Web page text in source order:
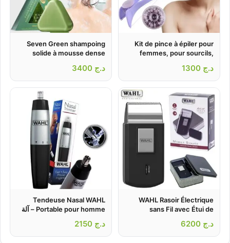
Kit de pince à épiler pour
femmes, pour sourcils,
لإزالة الشعر
د.ج
Seven Green shampoing
solide à mousse dense
et forts – الصابون الصيني
الأخضر
د.ج
WAHL Rasoir Électrique
sans Fil avec Étui de
د.ج
Tendeuse Nasal WAHL
Portable pour homme – آلة
د.ج